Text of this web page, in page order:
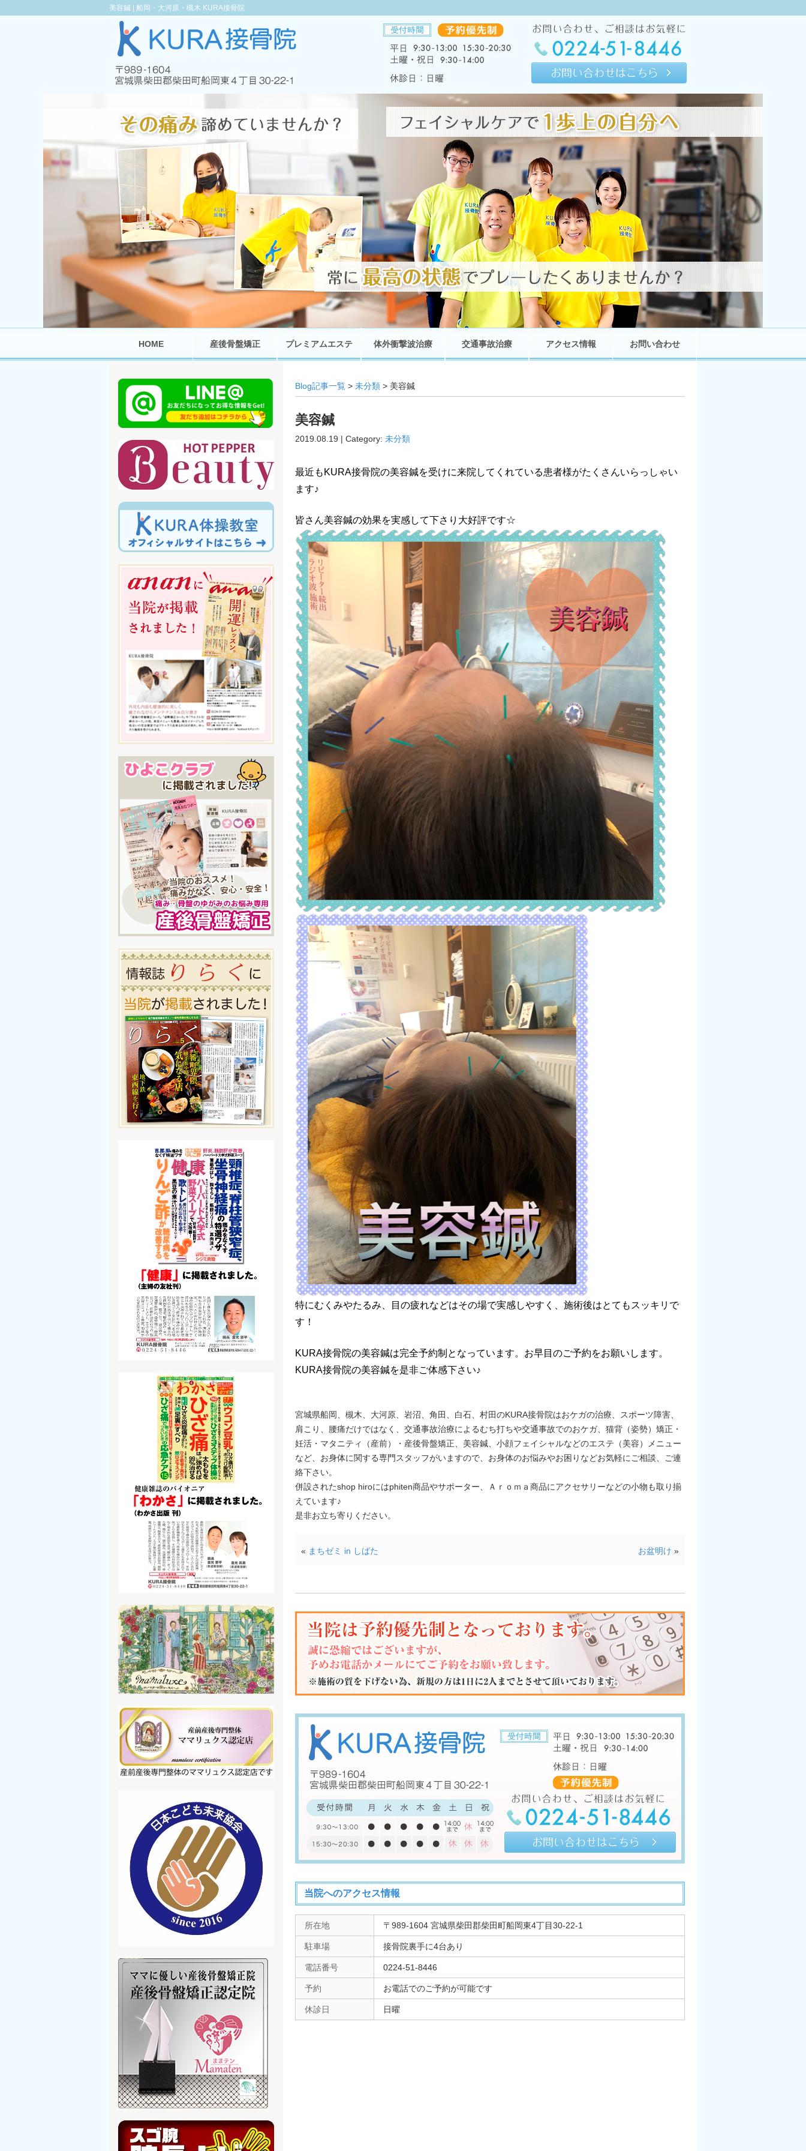
美容鍼 | 船岡・大河原・槻木 KURA接骨院
HOME 産後骨盤矯正 プレミアムエステ 体外衝撃波治療 交通事故治療 アクセス情報 お問い合わせ
Blog記事一覧 > 未分類 > 美容鍼
美容鍼
2019.08.19 | Category: 未分類
最近もKURA接骨院の美容鍼を受けに来院してくれている患者様がたくさんいらっしゃい
ます♪
皆さん美容鍼の効果を実感して下さり大好評です☆
特にむくみやたるみ、目の疲れなどはその場で実感しやすく、施術後はとてもスッキリで
す！
KURA接骨院の美容鍼は完全予約制となっています。お早目のご予約をお願いします。
KURA接骨院の美容鍼を是非ご体感下さい♪
宮城県船岡、槻木、大河原、岩沼、角田、白石、村田のKURA接骨院はおケガの治療、スポーツ障害、
肩こり、腰痛だけではなく、交通事故治療によるむち打ちや交通事故でのおケガ、猫背（姿勢）矯正・
妊活・マタニティ（産前）・産後骨盤矯正、美容鍼、小顔フェイシャルなどのエステ（美容）メニュー
など、お身体に関する専門スタッフがいますので、お身体のお悩みやお困りなどお気軽にご相談、ご連
絡下さい。
併設されたshop hiroにはphiten商品やサポーター、Ａｒｏｍａ商品にアクセサリーなどの小物も取り揃
えています♪
是非お立ち寄りください。
お盆明け »
« まちゼミ in しばた
当院へのアクセス情報
所在地 〒989-1604 宮城県柴田郡柴田町船岡東4丁目30-22-1
駐車場 接骨院裏手に4台あり
電話番号 0224-51-8446
予約 お電話でのご予約が可能です
休診日 日曜